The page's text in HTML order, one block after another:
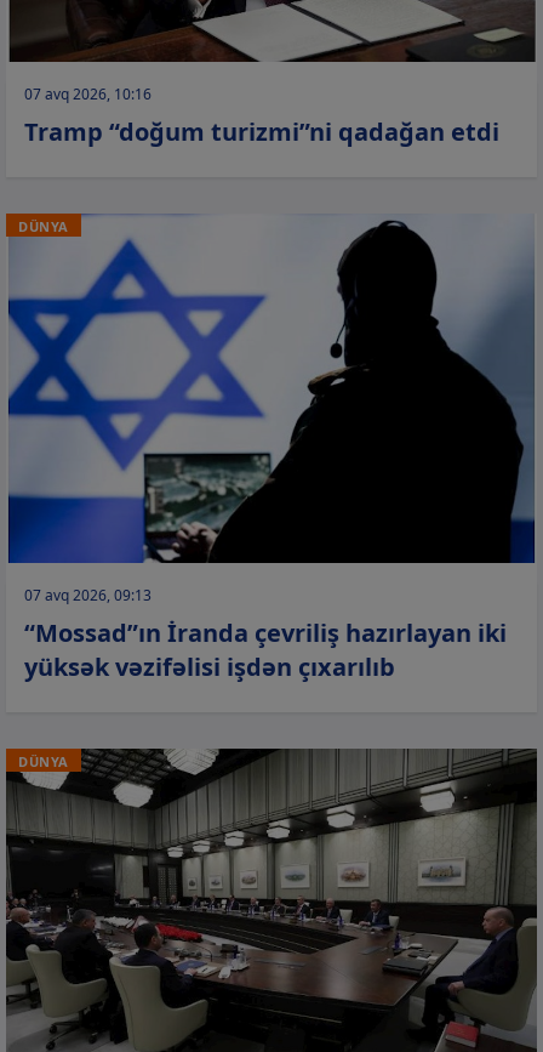
07 avq 2026, 10:16
Tramp “doğum turizmi”ni qadağan etdi
DÜNYA
07 avq 2026, 09:13
“Mossad”ın İranda çevriliş hazırlayan iki
yüksək vəzifəlisi işdən çıxarılıb
DÜNYA